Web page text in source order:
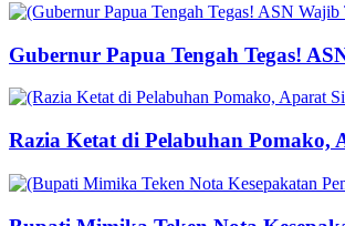
Gubernur Papua Tengah Tegas!
Razia Ketat di Pelabuhan